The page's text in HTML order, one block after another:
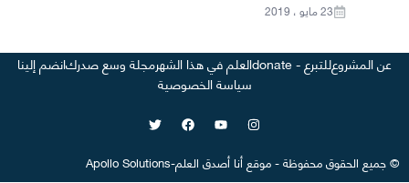
23 مايو ، 2019
عن المشروعللتبرع - donate العلم في هذا الشهرمجلة وسع صدركانضم إلينا
سياسة الخصوصية
©جميع الحقوق محفوظة-موقعأنا أصدق العلم-
Apollo Solutions